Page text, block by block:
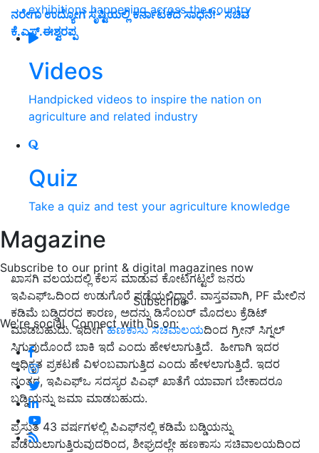
exhibitions happening across the country
Videos
Handpicked videos to inspire the nation on
agriculture and related industry
Quiz
Take a quiz and test your agriculture knowledge
Magazine
Subscribe to our print & digital magazines now
Subscribe
We're social. Connect with us on:
ನರೇಗಾ ಉದ್ಯೋಗ ಸೃಷ್ಟಿಯಲ್ಲಿ ಕರ್ನಾಟಕದ ಸಾಧನೆ!- ಸಚಿವ
ಕೆ.ಎಸ್.ಈಶ್ವರಪ್ಪ
ಖಾಸಗಿ ವಲಯದಲ್ಲಿ ಕೆಲಸ ಮಾಡುವ ಕೋಟಿಗಟ್ಟಲೆ ಜನರು
ಇಪಿಎಫ್‌ಒದಿಂದ ಉಡುಗೊರೆ ಪಡೆಯಲಿದ್ದಾರೆ. ವಾಸ್ತವವಾಗಿ, PF ಮೇಲಿನ
ಕಡಿಮೆ ಬಡ್ಡಿದರದ ಕಾರಣ, ಅದನ್ನು ಡಿಸೆಂಬರ್ ಮೊದಲು ಕ್ರೆಡಿಟ್
ಮಾಡಬಹುದು. ಇದೀಗಹಣಕಾಸು ಸಚಿವಾಲಯದಿಂದ ಗ್ರೀನ್‌ ಸಿಗ್ನಲ್‌
ಸಿಗುವುದೊಂದೆ ಬಾಕಿ ಇದೆ ಎಂದು ಹೇಳಲಾಗುತ್ತಿದೆ. ಹೀಗಾಗಿ ಇದರ
ಅಧಿಕೃತ ಪ್ರಕಟಣೆ ವಿಳಂಬವಾಗುತ್ತಿದ ಎಂದು ಹೇಳಲಾಗುತ್ತಿದೆ. ಇದರ
ನಂತರ, ಇಪಿಎಫ್‌ಒ ಸದಸ್ಯರ ಪಿಎಫ್ ಖಾತೆಗೆ ಯಾವಾಗ ಬೇಕಾದರೂ
ಬಡ್ಡಿಯನ್ನು ಜಮಾ ಮಾಡಬಹುದು.
ಪ್ರಸ್ತುತ 43 ವರ್ಷಗಳಲ್ಲಿ ಪಿಎಫ್‌ನಲ್ಲಿ ಕಡಿಮೆ ಬಡ್ಡಿಯನ್ನು
ಪಡೆಯಲಾಗುತ್ತಿರುವುದರಿಂದ, ಶೀಘ್ರದಲ್ಲೇ ಹಣಕಾಸು ಸಚಿವಾಲಯದಿಂದ